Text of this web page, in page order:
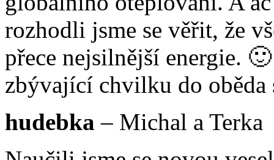
rozhodli jsme se věřit, že
přece nejsilnější energie.
zbývající chvilku do oběda
hudebka – Michal a Terka